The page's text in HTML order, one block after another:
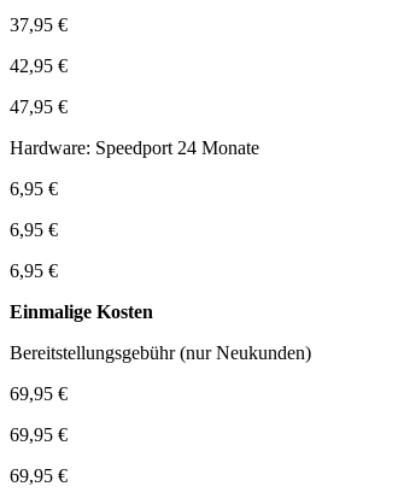
37,95 €
42,95 €
47,95 €
Hardware: Speedport 24 Monate
6,95 €
6,95 €
6,95 €
Einmalige Kosten
Bereitstellungsgebühr (nur Neukunden)
69,95 €
69,95 €
69,95 €